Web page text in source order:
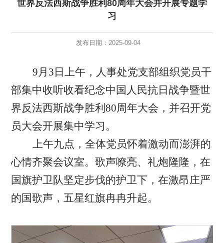
世界反法西斯战争胜利80周年大会并开展专题学
习
发布日期： 2025-09-04
9月3日上午，人事处党支部组织党员干
部集中收听收看纪念中国人民抗日战争暨世
界反法西斯战争胜利80周年大会，并召开党
员大会开展集中学习。
上午九点，全体党员怀着激动而澎湃的
心情齐聚会议室。歌声嘹亮、礼炮隆隆，在
国旗护卫队坚定步伐的护卫下，在激昂庄严
的国歌声，五星红旗冉冉升起。